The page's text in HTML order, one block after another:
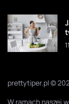
prettytiper.pl ©
W ramach naszej